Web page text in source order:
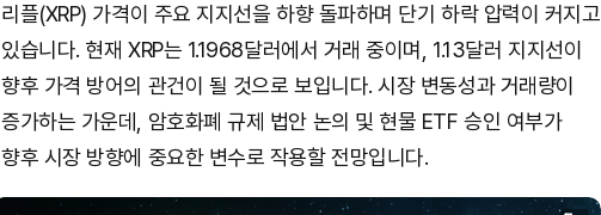
리플(XRP) 가격이 주요 지지선을 하향 돌파하며 단기 하락 압력이 커지고
있습니다. 현재 XRP는 1.1968달러에서 거래 중이며, 1.13달러 지지선이
향후 가격 방어의 관건이 될 것으로 보입니다. 시장 변동성과 거래량이
증가하는 가운데, 암호화폐 규제 법안 논의 및 현물 ETF 승인 여부가
향후 시장 방향에 중요한 변수로 작용할 전망입니다.